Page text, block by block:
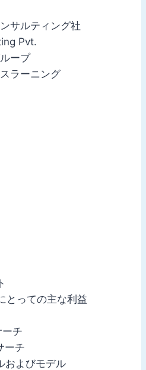
サルティング社
Pvt.
ープ
ラーニング
とっての主な利益
ーチ
ーチ
およびモデル